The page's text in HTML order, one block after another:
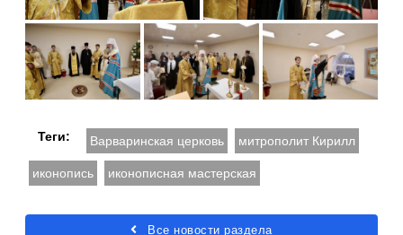
Теги: Варваринская церковь митрополит Кирилл
иконопись иконописная мастерская
Все новости раздела